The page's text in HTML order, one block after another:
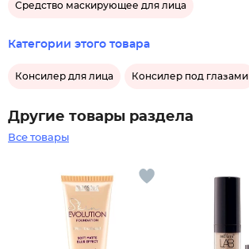
Средство маскирующее для лица
Категории этого товара
Консилер для лица Консилер под глазами
Другие товары раздела
Все товары